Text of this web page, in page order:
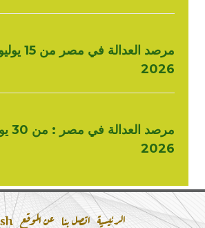
2026
2026
الرئيسية اتصل بنا عن الموقع